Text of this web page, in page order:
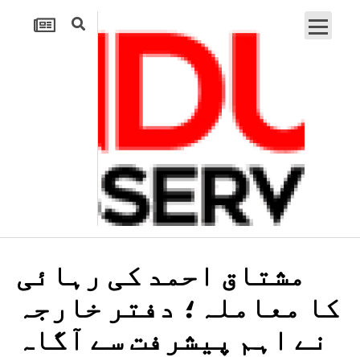
مشتاق احمد کی رہائی
کا معاملہ؛ دفتر خارجہ
نے اہم پیشرفت سے آگاہ